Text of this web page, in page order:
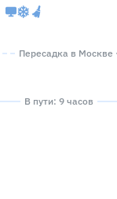
Пересадка в Москве
В пути: 9 часов